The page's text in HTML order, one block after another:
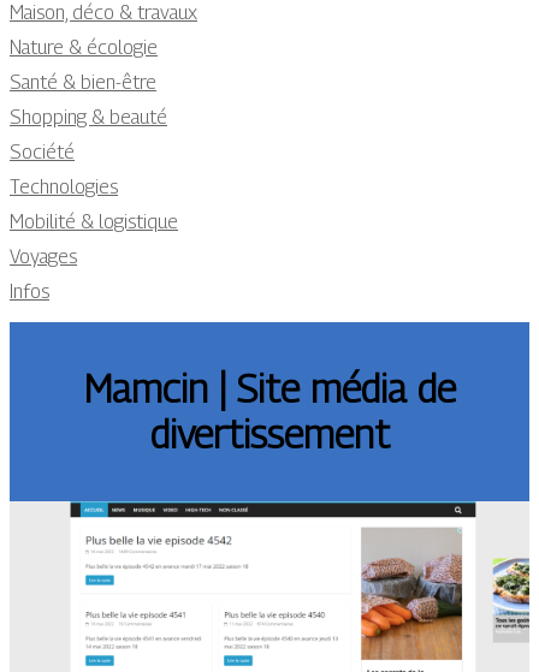
Maison, déco & travaux
Nature & écologie
Santé & bien-être
Shopping & beauté
Société
Technologies
Mobilité & logistique
Voyages
Infos
Mamcin | Site média de
divertissement